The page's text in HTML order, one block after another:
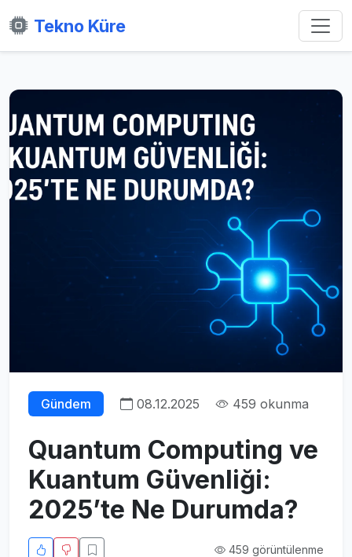
Tekno Küre
Gündem 08.12.2025 459 okunma
Quantum Computing ve
Kuantum Güvenliği:
2025’te Ne Durumda?
459 görüntülenme